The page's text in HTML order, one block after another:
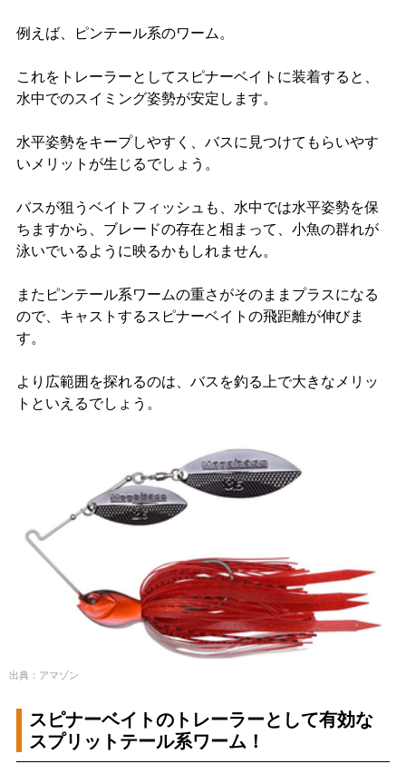
例えば、ピンテール系のワーム。
これをトレーラーとしてスピナーベイトに装着すると、
水中でのスイミング姿勢が安定します。
水平姿勢をキープしやすく、バスに見つけてもらいやす
いメリットが生じるでしょう。
バスが狙うベイトフィッシュも、水中では水平姿勢を保
ちますから、ブレードの存在と相まって、小魚の群れが
泳いでいるように映るかもしれません。
またピンテール系ワームの重さがそのままプラスになる
ので、キャストするスピナーベイトの飛距離が伸びま
す。
より広範囲を探れるのは、バスを釣る上で大きなメリッ
トといえるでしょう。
出典：アマゾン
スピナーベイトのトレーラーとして有効な
スプリットテール系ワーム！